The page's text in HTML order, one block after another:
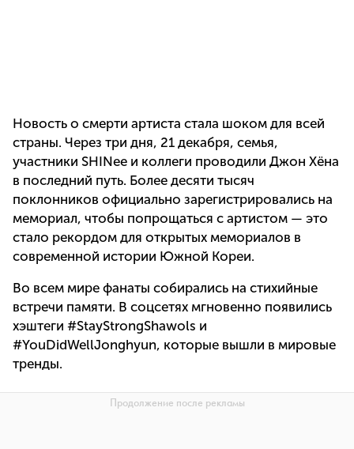
Новость о смерти артиста стала шоком для всей
страны. Через три дня, 21 декабря, семья,
участники SHINee и коллеги проводили Джон Хёна
в последний путь. Более десяти тысяч
поклонников официально зарегистрировались на
мемориал, чтобы попрощаться с артистом — это
стало рекордом для открытых мемориалов в
современной истории Южной Кореи.
Во всем мире фанаты собирались на стихийные
встречи памяти. В соцсетях мгновенно появились
хэштеги #StayStrongShawols и
#YouDidWellJonghyun, которые вышли в мировые
тренды.